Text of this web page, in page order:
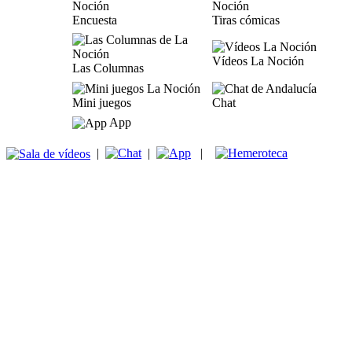
Encuesta Tiras cómicas
Las Columnas
Vídeos La Noción
Mini juegos
Chat
App
| | |